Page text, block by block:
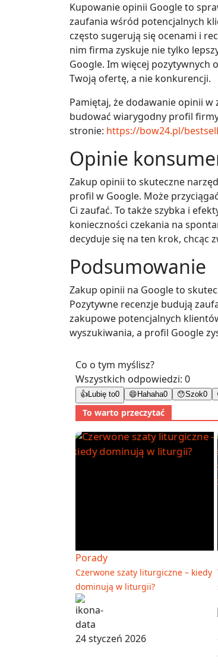
Kupowanie opinii Google to
zaufania wśród potencjalnych
często sugerują się ocenami i
nim firma zyskuje nie tylko
Google. Im więcej pozytywnych
Twoją ofertę, a nie konkurencji.
Pamiętaj, że dodawanie opinii
budować wiarygodny profil
stronie: https://bow24.pl/
Opinie
Zakup opinii to skuteczne
profil w Google. Może
Ci zaufać. To także szybka i
konieczności czekania na
decyduje się na ten krok, chcąc
Podsumowanie
Zakup opinii na Google to
Pozytywne recenzje budują
zakupowe potencjalnych
wyszukiwania, a profil Google
Co o tym myślisz?
Wszystkich odpowiedzi: 0
👍Lubię to0 😄 Hahaha0 😯Szok0
To warto przeczytać
Porady
Czerwone szaty liturgiczne – kiedy
dominują w liturgii?
24 styczeń 2026